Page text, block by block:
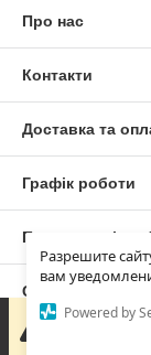
Разрешите
вам
Powered by
Про нас
Контакти
Доставка та
Графік роботи
Повна версія
Сайт створено
Політика
Зараз у